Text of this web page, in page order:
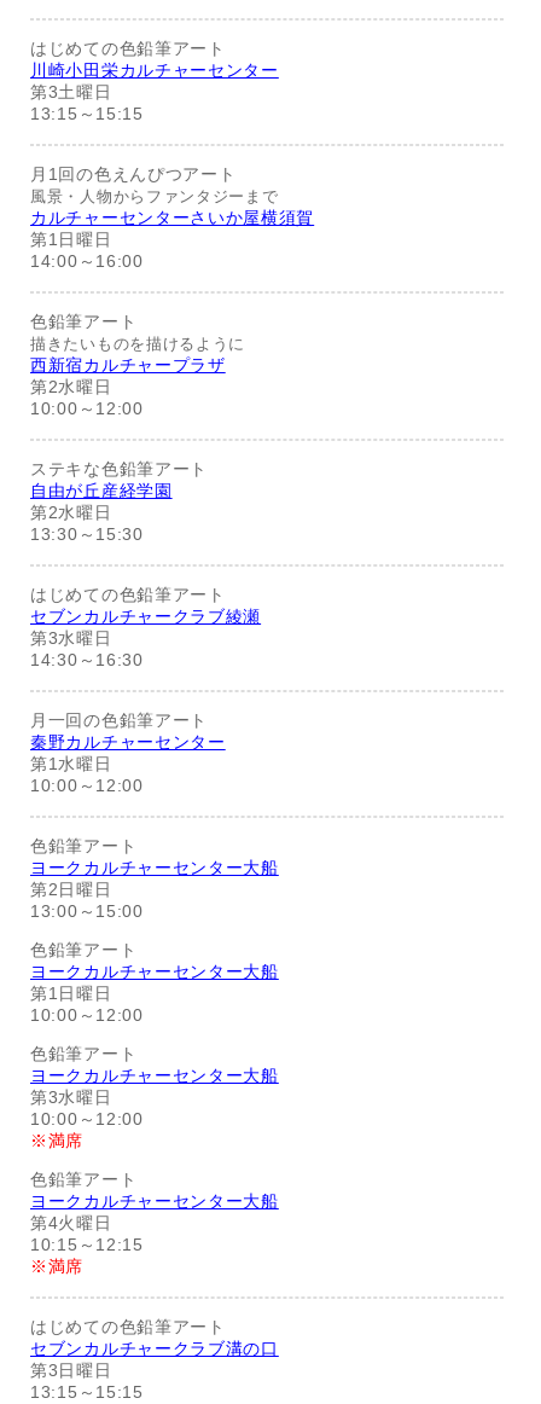
はじめての色鉛筆アート
川崎小田栄カルチャーセンター
第3土曜日
13:15～15:15
月1回の色えんぴつアート
風景・人物からファンタジーまで
カルチャーセンターさいか屋横須賀
第1日曜日
14:00～16:00
色鉛筆アート
描きたいものを描けるように
西新宿カルチャープラザ
第2水曜日
10:00～12:00
ステキな色鉛筆アート
自由が丘産経学園
第2水曜日
13:30～15:30
はじめての色鉛筆アート
セブンカルチャークラブ綾瀬
第3水曜日
14:30～16:30
月一回の色鉛筆アート
秦野カルチャーセンター
第1水曜日
10:00～12:00
色鉛筆アート
ヨークカルチャーセンター大船
第2日曜日
13:00～15:00
色鉛筆アート
ヨークカルチャーセンター大船
第1日曜日
10:00～12:00
色鉛筆アート
ヨークカルチャーセンター大船
第3水曜日
10:00～12:00
※満席
色鉛筆アート
ヨークカルチャーセンター大船
第4火曜日
10:15～12:15
※満席
はじめての色鉛筆アート
セブンカルチャークラブ溝の口
第3日曜日
13:15～15:15